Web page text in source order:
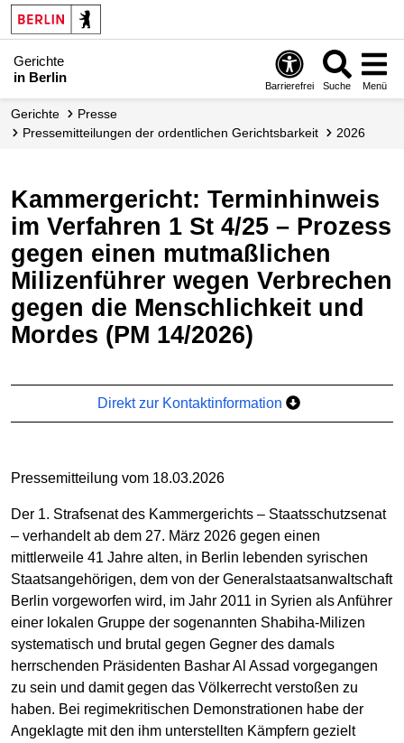
Gerichte
in Berlin
Barrierefrei Suche Menü
Gerichte
Presse
Presse­mitteilungen der ordentlichen Gerichtsbarkeit
2026
Kammergericht: Terminhinweis
im Verfahren 1 St 4/25 – Prozess
gegen einen mutmaßlichen
Milizenführer wegen Verbrechen
gegen die Menschlichkeit und
Mordes (PM 14/2026)
Direkt zur Kontaktinformation
Pressemitteilung vom 18.03.2026
Der 1. Strafsenat des Kammergerichts – Staatsschutzsenat
– verhandelt ab dem 27. März 2026 gegen einen
mittlerweile 41 Jahre alten, in Berlin lebenden syrischen
Staatsangehörigen, dem von der Generalstaatsanwaltschaft
Berlin vorgeworfen wird, im Jahr 2011 in Syrien als Anführer
einer lokalen Gruppe der sogenannten Shabiha-Milizen
systematisch und brutal gegen Gegner des damals
herrschenden Präsidenten Bashar Al Assad vorgegangen
zu sein und damit gegen das Völkerrecht verstoßen zu
haben. Bei regimekritischen Demonstrationen habe der
Angeklagte mit den ihm unterstellten Kämpfern gezielt